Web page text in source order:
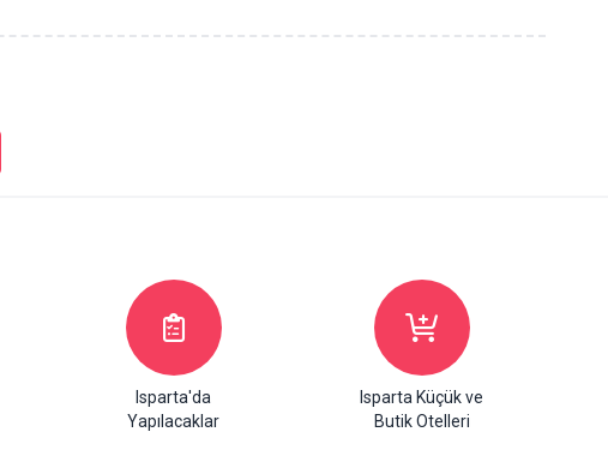
Isparta'da
Yapılacaklar
Isparta Küçük ve
Butik Otelleri